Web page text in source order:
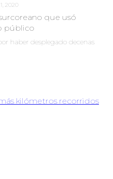
2020
que usó
público
haber desplegado decenas